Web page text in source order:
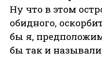
Ну что в этом
обидного,
бы я,
бы так и